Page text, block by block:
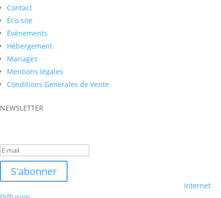
Contact
Éco-site
Évènements
Hébergement
Mariages
Mentions légales
Conditions Generales de Vente
NEWSLETTER
S'abonner
Internet